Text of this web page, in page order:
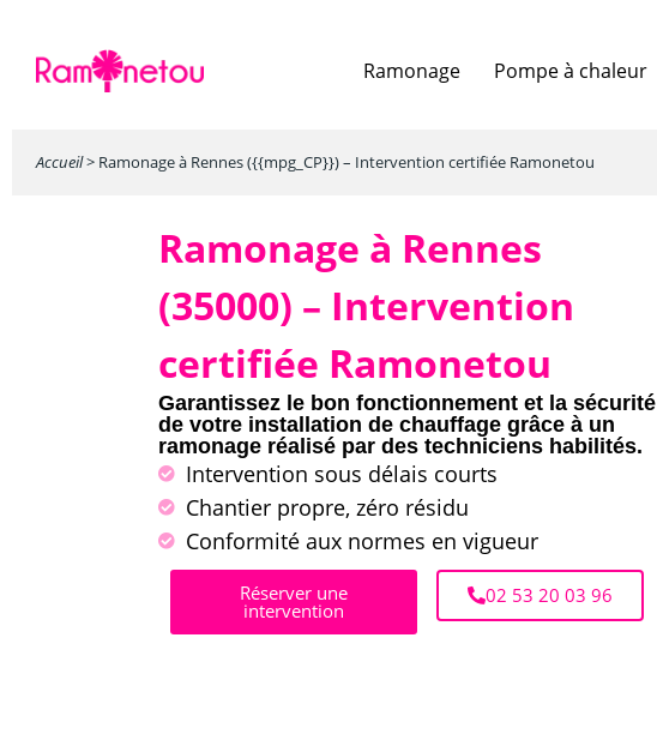
Ramonage Pompe à chaleur
Accueil> Ramonage à Rennes ({{mpg_CP}}) – Intervention certifiée Ramonetou
Ramonage à Rennes
(35000) – Intervention
certifiée Ramonetou
Garantissez le bon fonctionnement et la sécurité
de votre installation de chauffage grâce à un
ramonage réalisé par des techniciens habilités.
Intervention sous délais courts
Chantier propre, zéro résidu
Conformité aux normes en vigueur
Réserver une
intervention
02 53 20 03 96